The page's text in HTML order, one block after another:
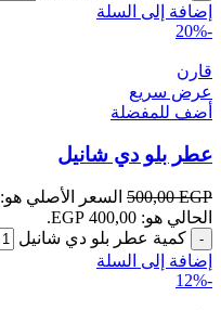
إضافة إلى السلة
-20%
قارن
عرض سريع
أضف للمفضلة
عطر بلو دي شانيل
500,00EGP السعر الأصلي هو: 500,00 EGP.
الحالي هو: 400,00 EGP.
كمية عطر بلو دي شانيل
إضافة إلى السلة
-12%